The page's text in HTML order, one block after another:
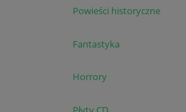
Powieści historyczne
Fantastyka
Horrory